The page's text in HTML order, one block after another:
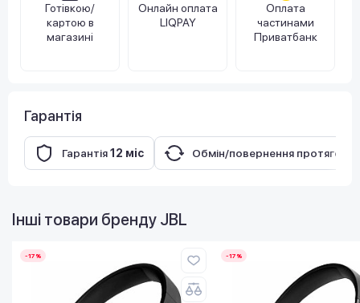
Готівкою/
картою в
магазині
Онлайн оплата
LIQPAY
Оплата
частинами
Приватбанк
Гарантія
Гарантія12 міс Обмін/повернення протягом
Інші товари бренду JBL
-17% -17%